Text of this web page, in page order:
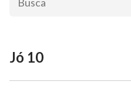
1 Samuel
1 Crônicas
Esdras
Jó 10